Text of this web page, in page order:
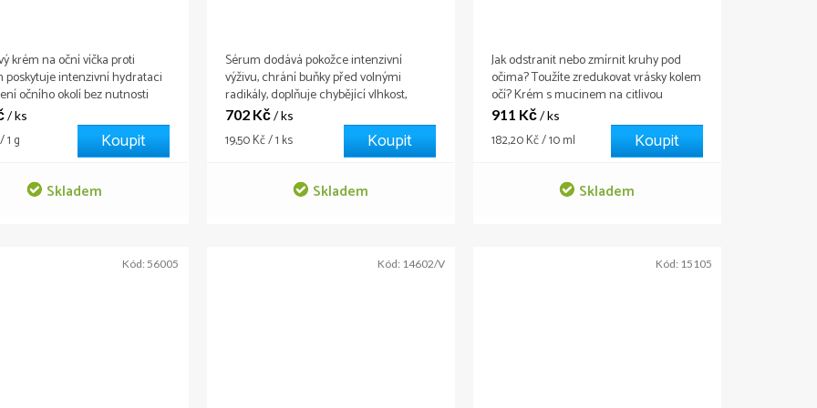
Skladem
/ ks
1 g Koupit
krém na oční víčka proti
poskytuje intenzivní hydrataci
očního okolí bez nutnosti
zákroků. Díky peptidům s
efektem a rostlinným
vyhlazuje vrásky, zpevňuje
přirozenou tvorbu
Skladem
702 Kč/ ks
Měrná
19,50 Kč / 1 ks Koupit
Sérum dodává pokožce intenzivní
výživu, chrání buňky před volnými
radikály, doplňuje chybějící vlhkost,
pomáhá proti vráskám a dalším
projevům stárnutí. Praktické balení
rybičky vám umožní vzít sebou pouze
tolik kusů, kolik potřebujete.
Skladem
911 Kč/ ks
Měrná
182,20 Kč / 10 ml Koupit
Jak odstranit nebo zmírnit kruhy pod
očima? Toužíte zredukovat vrásky kolem
očí? Krém s mucinem na citlivou
pokožku kolem očí dokonale hydratuje a
vyživuje pokožku, naplní ji energií a
vitalitou. Základem krému je hlemýždí
mucin (sekret hlemýždě), který
obsahuje obrovské množství cenných...
Kód: 56005 Kód: 14602/V Kód: 15105